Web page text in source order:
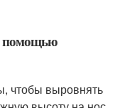
помощью
чтобы выровнять